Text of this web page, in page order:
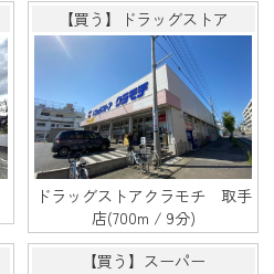
【買う】ドラッグストア
ドラッグストアクラモチ 取手
店(700m / 9分)
【買う】スーパー